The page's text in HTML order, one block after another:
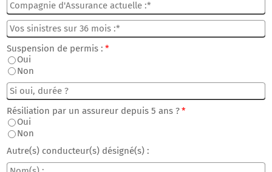
Suspension de permis : *
Oui
Non
Résiliation par un assureur depuis 5 ans ?*
Oui
Non
Autre(s) conducteur(s) désigné(s) :